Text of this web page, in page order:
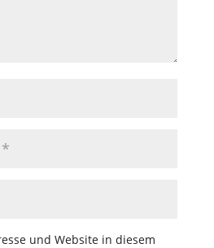
und Website in diesem